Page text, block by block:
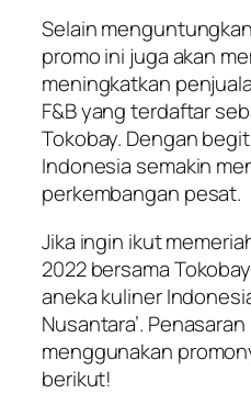
Selain
promo ini juga akan
meningkatkan
F&B yang terdaftar
Tokobay. Dengan
Indonesia semakin
perkembangan pesat.
Jika ingin ikut
2022 bersama
aneka kuliner
Nusantara’.
menggunakan
berikut!